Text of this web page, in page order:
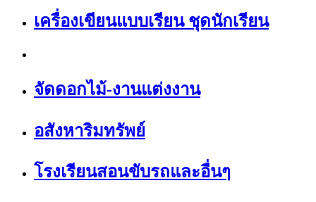
เครื่องเขียนแบบเรียน ชุดนักเรียน
จัดดอกไม้-งานแต่งงาน
อสังหาริมทรัพย์
โรงเรียนสอนขับรถและอื่นๆ